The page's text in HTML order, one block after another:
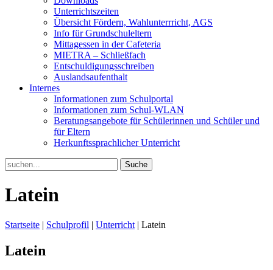
Unterrichtszeiten
Übersicht Fördern, Wahlunterrricht, AGS
Info für Grundschuleltern
Mittagessen in der Cafeteria
MIETRA – Schließfach
Entschuldigungsschreiben
Auslandsaufenthalt
Internes
Informationen zum Schulportal
Informationen zum Schul-WLAN
Beratungsangebote für Schülerinnen und Schüler und
für Eltern
Herkunftssprachlicher Unterricht
Search
for:
Latein
Startseite | Schulprofil | Unterricht | Latein
Latein